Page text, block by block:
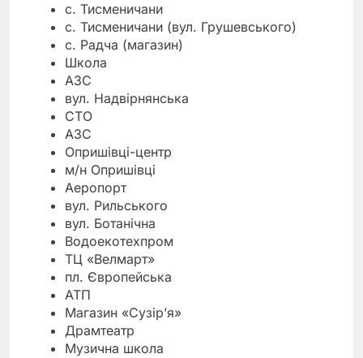
с. Тисменичани
с. Тисменичани (вул. Грушевського)
с. Радча (магазин)
Школа
АЗС
вул. Надвірнянська
СТО
АЗС
Опришівці-центр
м/н Опришівці
Аеропорт
вул. Рильського
вул. Ботанічна
Водоекотехпром
ТЦ «Велмарт»
пл. Європейська
АТП
Магазин «Сузір’я»
Драмтеатр
Музична школа